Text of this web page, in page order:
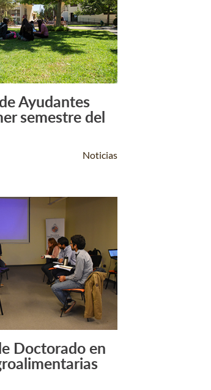
Leer Más +
Ayudantes
semestre del
Noticias
Leer Más +
Doctorado en